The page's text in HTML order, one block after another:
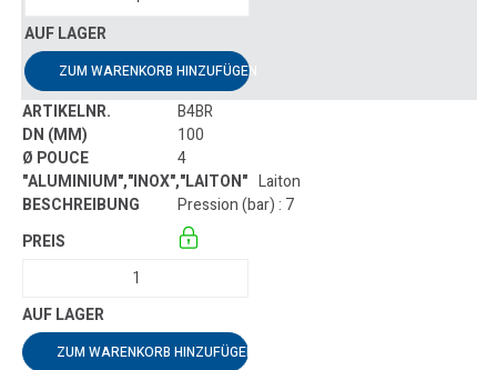
ZUM WARENKORB HINZUFÜGEN
B4BR
100
4
Laiton
Pression (bar) : 7
ZUM WARENKORB HINZUFÜGEN